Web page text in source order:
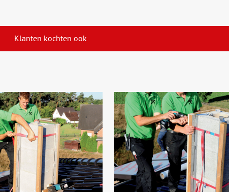
Klanten kochten ook